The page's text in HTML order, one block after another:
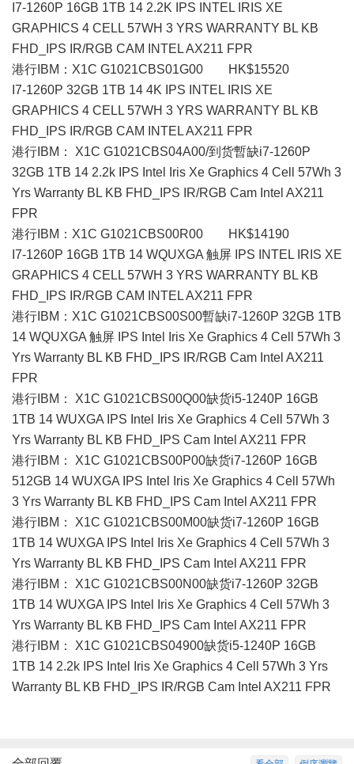
I7-1260P 16GB 1TB 14 2.2K IPS INTEL IRIS XE
GRAPHICS 4 CELL 57WH 3 YRS WARRANTY BL KB
FHD_IPS IR/RGB CAM INTEL AX211 FPR
港行IBM：X1C G1021CBS01G00 HK$15520
I7-1260P 32GB 1TB 14 4K IPS INTEL IRIS XE
GRAPHICS 4 CELL 57WH 3 YRS WARRANTY BL KB
FHD_IPS IR/RGB CAM INTEL AX211 FPR
港行IBM： X1C G1021CBS04A00/到货暫缺i7-1260P
32GB 1TB 14 2.2k IPS Intel Iris Xe Graphics 4 Cell 57Wh 3
Yrs Warranty BL KB FHD_IPS IR/RGB Cam Intel AX211
FPR
港行IBM：X1C G1021CBS00R00 HK$14190
I7-1260P 16GB 1TB 14 WQUXGA 触屏 IPS INTEL IRIS XE
GRAPHICS 4 CELL 57WH 3 YRS WARRANTY BL KB
FHD_IPS IR/RGB CAM INTEL AX211 FPR
港行IBM：X1C G1021CBS00S00暫缺i7-1260P 32GB 1TB
14 WQUXGA 触屏 IPS Intel Iris Xe Graphics 4 Cell 57Wh 3
Yrs Warranty BL KB FHD_IPS IR/RGB Cam Intel AX211
FPR
港行IBM： X1C G1021CBS00Q00缺货i5-1240P 16GB
1TB 14 WUXGA IPS Intel Iris Xe Graphics 4 Cell 57Wh 3
Yrs Warranty BL KB FHD_IPS Cam Intel AX211 FPR
港行IBM： X1C G1021CBS00P00缺货i7-1260P 16GB
512GB 14 WUXGA IPS Intel Iris Xe Graphics 4 Cell 57Wh
3 Yrs Warranty BL KB FHD_IPS Cam Intel AX211 FPR
港行IBM： X1C G1021CBS00M00缺货i7-1260P 16GB
1TB 14 WUXGA IPS Intel Iris Xe Graphics 4 Cell 57Wh 3
Yrs Warranty BL KB FHD_IPS Cam Intel AX211 FPR
港行IBM： X1C G1021CBS00N00缺货i7-1260P 32GB
1TB 14 WUXGA IPS Intel Iris Xe Graphics 4 Cell 57Wh 3
Yrs Warranty BL KB FHD_IPS Cam Intel AX211 FPR
港行IBM： X1C G1021CBS04900缺货i5-1240P 16GB
1TB 14 2.2k IPS Intel Iris Xe Graphics 4 Cell 57Wh 3 Yrs
Warranty BL KB FHD_IPS IR/RGB Cam Intel AX211 FPR